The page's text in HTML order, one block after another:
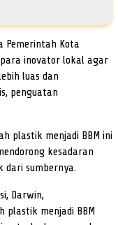
Pemerintah Kota
inovator lokal agar
luas dan
penguatan
plastik menjadi BBM ini
kesadaran
dari sumbernya.
Darwin,
plastik menjadi BBM